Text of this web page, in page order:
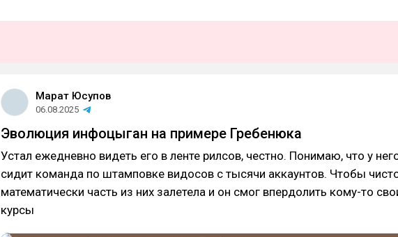
Марат Юсупов
06.08.2025
Эволюция инфоцыган на примере Гребенюка
Устал ежедневно видеть его в ленте рилсов, честно. Понимаю, что у
сидит команда по штамповке видосов с тысячи аккаунтов. Чтобы
математически часть из них залетела и он смог впердолить кому-то
курсы